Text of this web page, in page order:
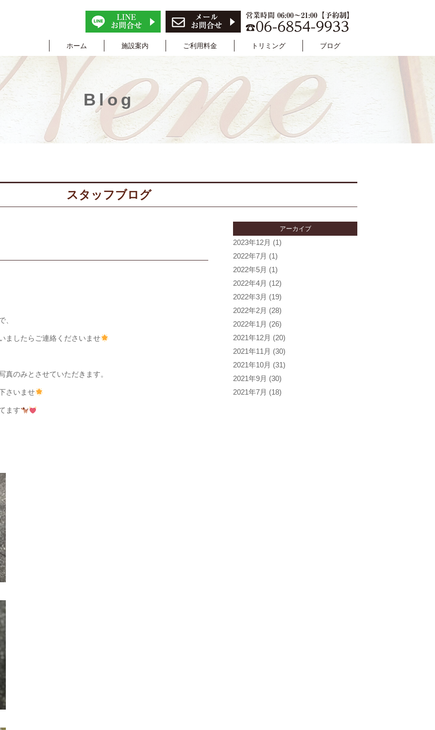
ホーム 施設案内 ご利用料金 トリミング ブログ
Blog
スタッフブログ
、
ましたらご連絡くださいませ
のみとさせていただきます。
さいませ
ます
アーカイブ
2023年12月 (1)
2022年7月 (1)
2022年5月 (1)
2022年4月 (12)
2022年3月 (19)
2022年2月 (28)
2022年1月 (26)
2021年12月 (20)
2021年11月 (30)
2021年10月 (31)
2021年9月 (30)
2021年7月 (18)